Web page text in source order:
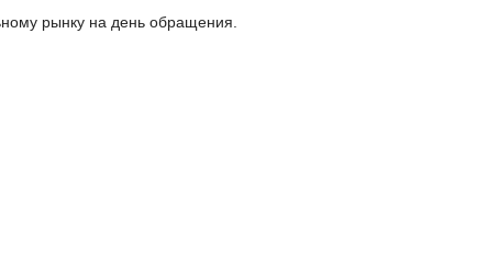
рынку на день обращения.